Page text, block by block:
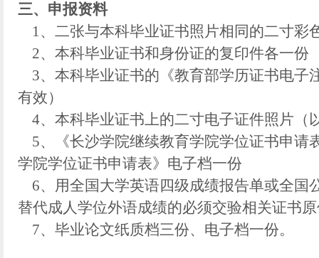
三、申报资料
1、二张与本科毕业证书照片相同的二寸彩
2、本科毕业证书和身份证的复印件各一份
3、本科毕业证书的《教育部学历证书电子
有效）
4、本科毕业证书上的二寸电子证件照片（
5、《长沙学院继续教育学院学位证书申请
学院学位证书申请表》电子档一份
6、用全国大学英语四级成绩报告单或全国
替代成人学位外语成绩的必须交验相关证书
7、毕业论文纸质档三份、电子档一份。